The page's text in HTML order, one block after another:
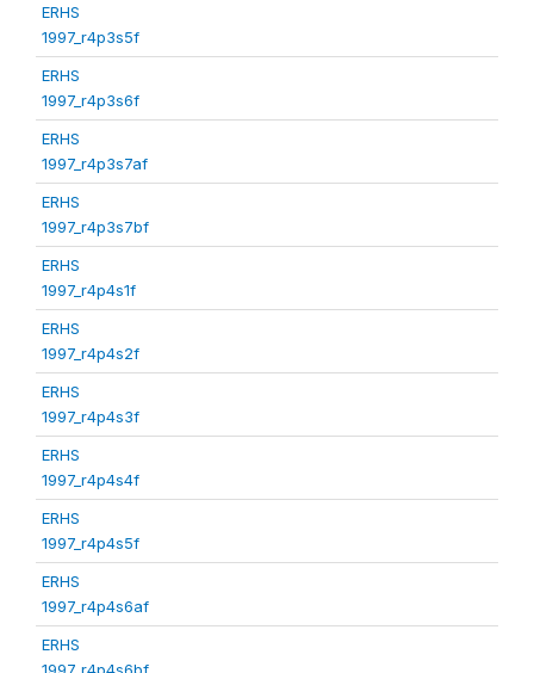
ERHS
1997_r4p3s5f
ERHS
1997_r4p3s6f
ERHS
1997_r4p3s7af
ERHS
1997_r4p3s7bf
ERHS
1997_r4p4s1f
ERHS
1997_r4p4s2f
ERHS
1997_r4p4s3f
ERHS
1997_r4p4s4f
ERHS
1997_r4p4s5f
ERHS
1997_r4p4s6af
ERHS
1997_r4p4s6bf